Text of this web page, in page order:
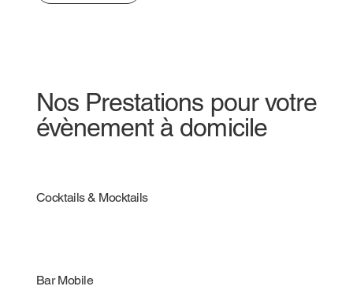
Nos Prestations pour votre
évènement à domicile
Cocktails & Mocktails
Bar Mobile